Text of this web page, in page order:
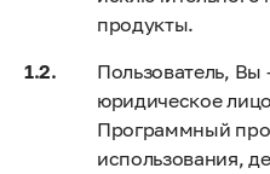
продукты.
Пользователь, Вы
юридическое
Программный
использования,